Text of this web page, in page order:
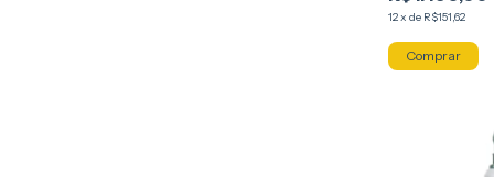
12xde R$151,62